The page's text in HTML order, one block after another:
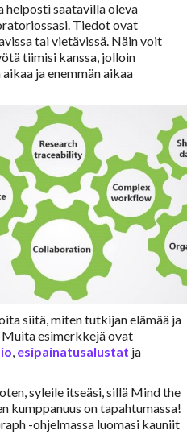
helposti saatavilla oleva
Tiedot ovat
tai vietävissä. Näin voit
tiimisi kanssa, jolloin
ja enemmän aikaa
siitä, miten tutkijan elämää ja
esimerkkejä ovat
esipainatusalustat ja
syleile itseäsi, sillä Mind the
kumppanuus on tapahtumassa!
-ohjelmassa luomasi kauniit